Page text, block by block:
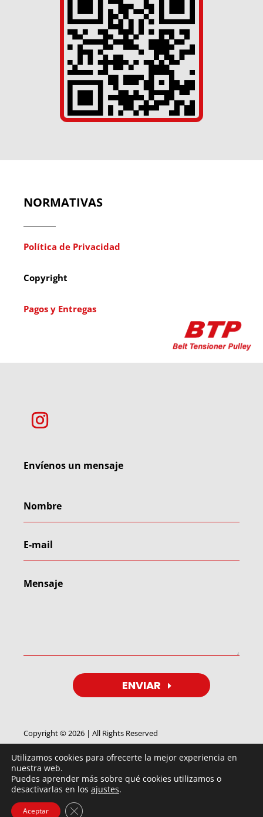
NORMATIVAS
Política de Privacidad
Copyright
Pagos y Entregas
Envíenos un mensaje
ENVIAR
Copyright © 2026 | All Rights Reserved
ByFEIMUSIMAGEN
Utilizamos cookies para ofrecerte la mejor experiencia en
nuestra web.
Puedes aprender más sobre qué cookies utilizamos o
desactivarlas en los ajustes.
Aceptar Cerrar el banner de cookies RGPD